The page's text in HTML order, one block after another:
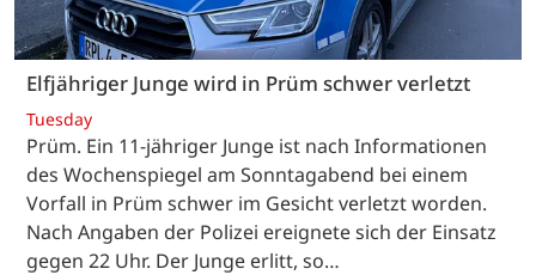
Elfjähriger Junge wird in Prüm schwer verletzt
Tuesday
Prüm. Ein 11-jähriger Junge ist nach Informationen
des Wochenspiegel am Sonntagabend bei einem
Vorfall in Prüm schwer im Gesicht verletzt worden.
Nach Angaben der Polizei ereignete sich der Einsatz
gegen 22 Uhr. Der Junge erlitt, so…